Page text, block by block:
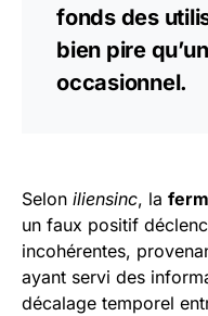
fonds des
bien pire
occasionnel.
Selon iliensinc, la
un faux positif
incohérentes,
ayant servi des
décalage temporel